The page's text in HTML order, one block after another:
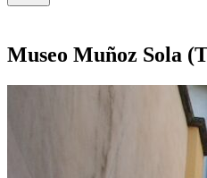
Museo Muñoz Sola